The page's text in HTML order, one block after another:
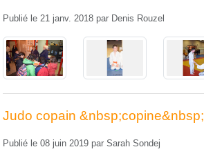
Publié le 21 janv. 2018 par Denis Rouzel
Judo copain &nbsp;copine&nbsp;
Publié le 08 juin 2019 par Sarah Sondej